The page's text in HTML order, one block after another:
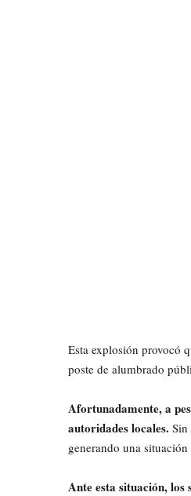
Esta explosión provocó
poste de alumbrado
Afortunadamente, a
autoridades locales. Sin
generando una
Ante esta situación,